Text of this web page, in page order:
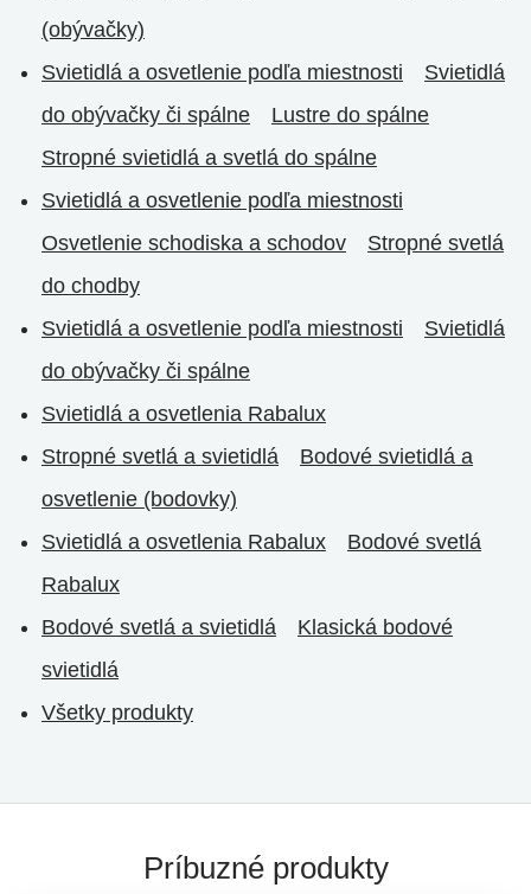
(obývačky)
Svietidlá a osvetlenie podľa miestnosti
Svietidlá
do obývačky či spálne
Lustre do spálne
Stropné svietidlá a svetlá do spálne
Svietidlá a osvetlenie podľa miestnosti
Osvetlenie schodiska a schodov
Stropné svetlá
do chodby
Svietidlá a osvetlenie podľa miestnosti
Svietidlá
do obývačky či spálne
Svietidlá a osvetlenia Rabalux
Stropné svetlá a svietidlá
Bodové svietidlá a
osvetlenie (bodovky)
Svietidlá a osvetlenia Rabalux
Bodové svetlá
Rabalux
Bodové svetlá a svietidlá
Klasická bodové
svietidlá
Všetky produkty
Príbuzné produkty